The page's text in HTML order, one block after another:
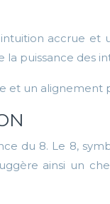
accrue et
puissance des
et un alignement
du 8. Le 8,
ainsi un